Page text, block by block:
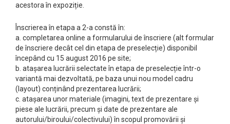
acestora în expoziție.
Înscrierea în etapa a 2-a constă în:
a. completarea online a formularului de înscriere (alt formular
de înscriere decât cel din etapa de preselecție) disponibil
începând cu 15 august 2016 pe site;
b. atașarea lucrării selectate în etapa de preselecție într-o
variantă mai dezvoltată, pe baza unui nou model cadru
(layout) conținând prezentarea lucrării;
c. atașarea unor materiale (imagini, text de prezentare și
piese ale lucrării, precum și date de prezentare ale
autorului/biroului/colectivului) în scopul promovării și